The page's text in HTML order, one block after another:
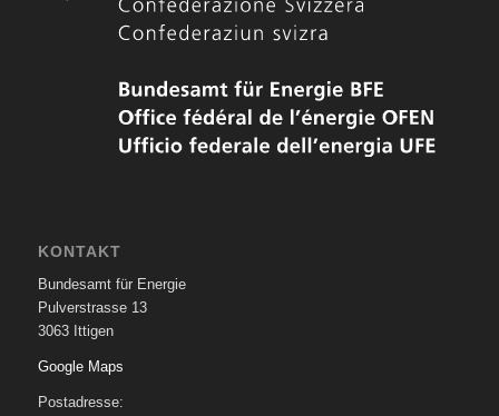
KONTAKT
Bundesamt für Energie
Pulverstrasse 13
3063 Ittigen
Google Maps
Postadresse: